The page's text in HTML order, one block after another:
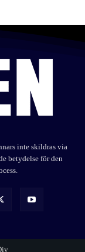
inte skildras via
betydelse för den